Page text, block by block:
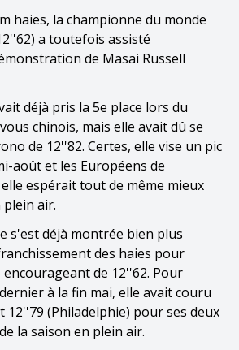
haies, la championne du monde
a toutefois assisté
de Masai Russell
déjà pris la 5e place lors du
chinois, mais elle avait dû se
de 12''82. Certes, elle vise un pic
août et les Européens de
espérait tout de même mieux
air.
s'est déjà montrée bien plus
des haies pour
de 12''62. Pour
à la fin mai, elle avait couru
12''79 (Philadelphie) pour ses deux
la saison en plein air.